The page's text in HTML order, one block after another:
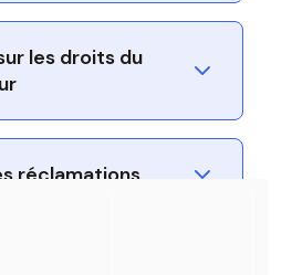
les droits du
réclamations